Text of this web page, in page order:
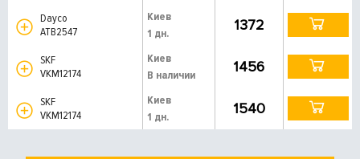
Dayco
ATB2547
Киев
1 дн.
1372
SKF
VKM12174
Киев
В наличии
1456
SKF
VKM12174
Киев
1 дн.
1540